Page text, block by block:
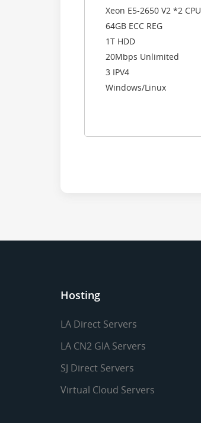
Xeon E5-2650 V2 *2 CPU
64GB ECC REG
1T HDD
20Mbps Unlimited
3 IPV4
Windows/Linux
Hosting
LA Direct Servers
LA CN2 GIA Servers
SJ Direct Servers
Virtual Cloud Servers